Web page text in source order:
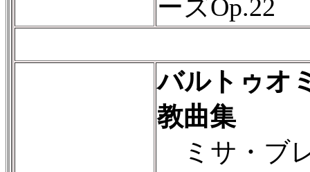
ーズOp.22
バルトゥオ
教曲集
ミサ・ブ